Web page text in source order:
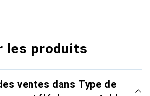
les produits
ventes dans Type de